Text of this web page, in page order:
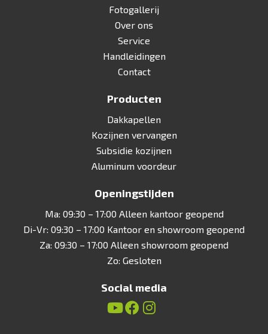
Fotogallerij
Over ons
Service
Handleidingen
Contact
Producten
Dakkapellen
Kozijnen vervangen
Subsidie kozijnen
Aluminum voordeur
Openingstijden
Ma: 09:30 – 17:00 Alleen kantoor geopend
Di-Vr: 09:30 – 17:00 Kantoor en showroom geopend
Za: 09:30 – 17:00 Alleen showroom geopend
Zo: Gesloten
Social media